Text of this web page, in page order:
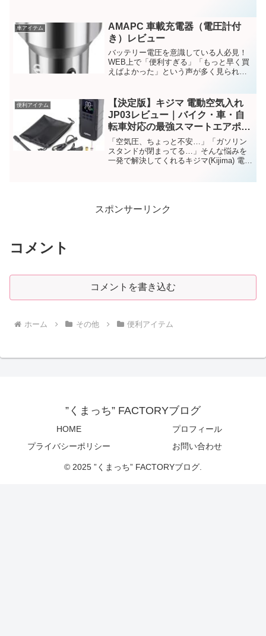
車アイテム
AMAPC 車載充電器（電圧計付
き）レビュー
バッテリー電圧を意識している人必見！
WEB上で「便利すぎる」「もっと早く買
えばよかった」という声が多く見られる
便利アイテム
【決定版】キジマ 電動空気入れ
JP03レビュー｜バイク・車・自
転車対応の最強スマートエアポン
プ
「空気圧、ちょっと不安…」「ガソリン
スタンドが閉まってる…」そんな悩みを
一発で解決してくれるキジマ(Kijima) 電動
スポンサーリンク
コメント
コメントを書き込む
ホーム その他 便利アイテム
”くまっち” FACTORYブログ
HOME
プロフィール
プライバシーポリシー
お問い合わせ
© 2025 ”くまっち” FACTORYブログ.